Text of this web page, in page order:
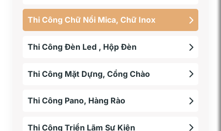
Thi Công Chữ Nổi Mica, Chữ Inox
Thi Công Đèn Led , Hộp Đèn
Thi Công Mặt Dựng, Cổng Chào
Thi Công Pano, Hàng Rào
Thi Công Triển Lãm Sự Kiện